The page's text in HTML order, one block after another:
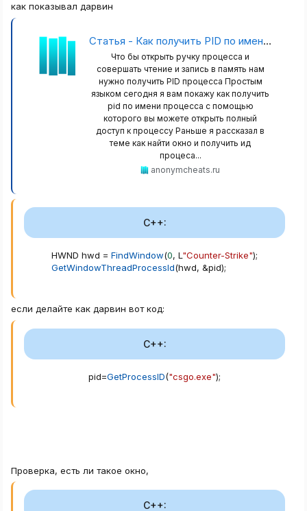
как показывал дарвин
Статья - Как получить PID по имени процесса
Что бы открыть ручку процесса и
совершать чтение и запись в память нам
нужно получить PID процесса Простым
языком сегодня я вам покажу как получить
pid по имени процесса с помощью
которого вы можете открыть полный
доступ к процессу Раньше я рассказал в
теме как найти окно и получить ид
процеса...
anonymcheats.ru
C++:
HWND hwd = FindWindow(0, L "Counter-Strike");
GetWindowThreadProcessId(hwd, &pid);
если делайте как дарвин вот код:
C++:
pid=GetProcessID("csgo.exe");
Проверка, есть ли такое окно,
C++: